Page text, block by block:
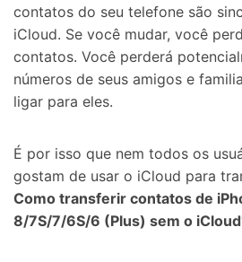
contatos do seu telefone são
iCloud. Se você mudar, você
contatos. Você perderá
números de seus amigos e
ligar para eles.
É por isso que nem todos os
gostam de usar o iCloud para
Como transferir contatos de
8/7S/7/6S/6 (Plus) sem o